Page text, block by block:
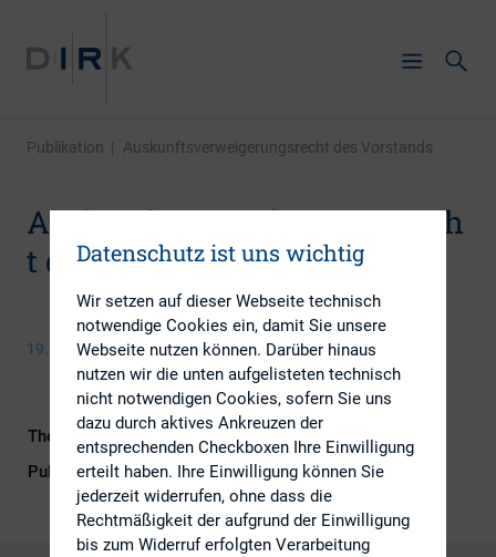
Publikation | Auskunftsverweigerungsrecht des Vorstands
Auskunftsverweigerungsrech
t des Vorstands
19. Juli 2014
Themengebiet
Kapitalmarktrecht
Publikationsform
Externe Publikationen
Datenschutz ist uns wichtig
Wir setzen auf dieser Webseite technisch
notwendige Cookies ein, damit Sie unsere
Webseite nutzen können. Darüber hinaus
nutzen wir die unten aufgelisteten technisch
nicht notwendigen Cookies, sofern Sie uns
dazu durch aktives Ankreuzen der
entsprechenden Checkboxen Ihre Einwilligung
erteilt haben. Ihre Einwilligung können Sie
jederzeit widerrufen, ohne dass die
Rechtmäßigkeit der aufgrund der Einwilligung
bis zum Widerruf erfolgten Verarbeitung